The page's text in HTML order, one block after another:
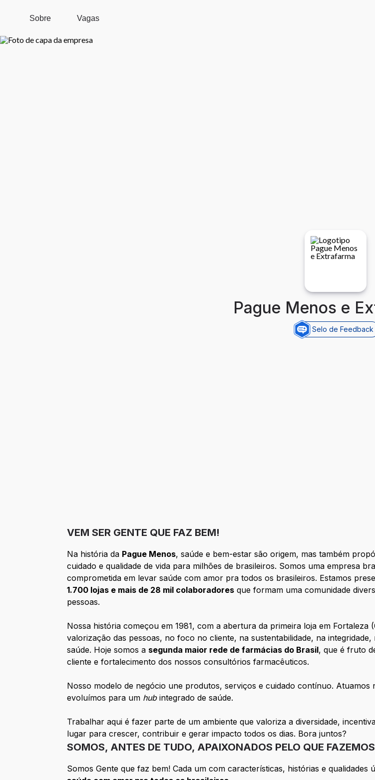
Sobre Vagas
Pague Menos e
Selo de Feedback
VEM SER GENTE QUE FAZ BEM!
Na história da Pague Menos, saúde e bem-estar são origem, mas também
cuidado e qualidade de vida para milhões de brasileiros. Somos uma empresa
comprometida em levar saúde com amor pra todos os brasileiros. Estamos
1.700 lojas e mais de 28 mil colaboradores que formam uma comunidade
pessoas.
Nossa história começou em 1981, com a abertura da primeira loja em Fortaleza
valorização das pessoas, no foco no cliente, na sustentabilidade, na
saúde. Hoje somos a segunda maior rede de farmácias do Brasil, que é fruto
cliente e fortalecimento dos nossos consultórios farmacêuticos.
Nosso modelo de negócio une produtos, serviços e cuidado contínuo. Atuamos
evoluímos para um hubintegrado de saúde.
Trabalhar aqui é fazer parte de um ambiente que valoriza a diversidade,
lugar para crescer, contribuir e gerar impacto todos os dias. Bora juntos?
SOMOS, ANTES DE TUDO, APAIXONADOS PELO QUE FAZEMOS
Somos Gente que faz bem! Cada um com características, histórias e